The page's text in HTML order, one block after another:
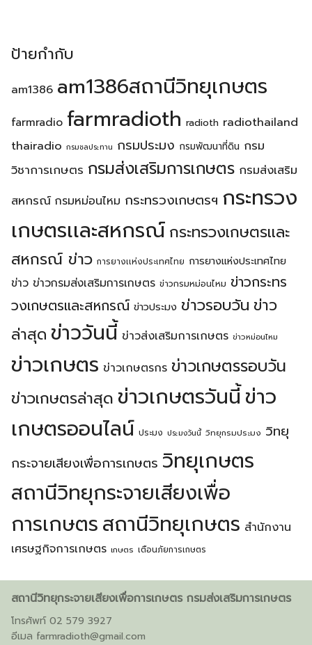
ป้ายกำกับ
am1386 am1386สถานีวิทยุเกษตร
farmradio farmradioth radioth radiothailand
thairadio กรมชลประทาน กรมประมง กรมพัฒนาที่ดิน กรม
วิชาการเกษตร กรมส่งเสริมการเกษตร กรมส่งเสริม
สหกรณ์ กรมหม่อนไหม กระทรวงเกษตรฯ กระทรวง
เกษตรเเละสหกรณ์ กระทรวงเกษตรเเละ
สหกรณ์ ข่าว การยางเเห่งประเทศไทย การยางแห่งประเทศไทย
ข่าว ข่าวกรมส่งเสริมการเกษตร ข่าวกรมหม่อนไหม ข่าวกระทร
วงเกษตรเเละสหกรณ์ ข่าวประมง ข่าวรอบวัน ข่าว
ล่าสุด ข่าววันนี้ ข่าวส่งเสริมการเกษตร ข่าวหม่อนไหม
ข่าวเกษตร ข่าวเกษตรกร ข่าวเกษตรรอบวัน
ข่าวเกษตรล่าสุด ข่าวเกษตรวันนี้ ข่าว
เกษตรออนไลน์ ประมง ประมงวันนี้ วิทยุกรมประมง วิทยุ
กระจายเสียงเพื่อการเกษตร วิทยุเกษตร
สถานีวิทยุกระจายเสียงเพื่อ
การเกษตรสถานีวิทยุเกษตร สำนักงาน
เศรษฐกิจการเกษตร เกษตร เตือนภัยการเกษตร
สถานีวิทยุกระจายเสียงเพื่อการเกษตร กรมส่งเสริมการเกษตร
โทรศัพท์ 02 579 3927
อีเมล farmradioth@gmail.com